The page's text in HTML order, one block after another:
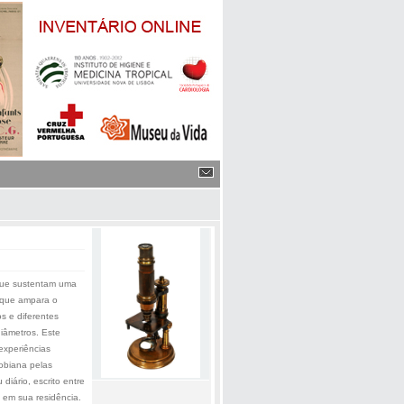
sustentam uma
ampara o
e diferentes
Este
pelas
diário, escrito entre
sua residência.